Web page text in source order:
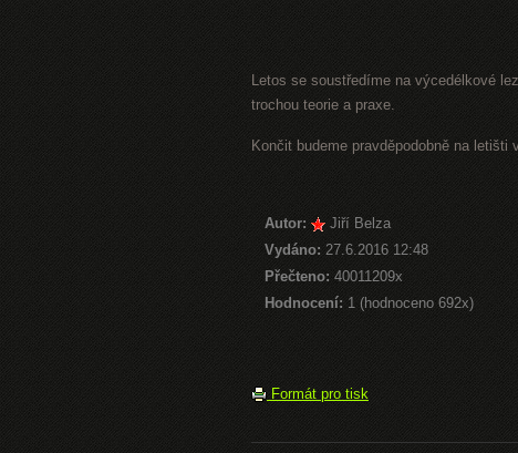
Letos se soustředíme na výcedélkové
trochou teorie a praxe.
Končit budeme pravděpodobně na letišti
Autor:
Jiří Belza
Vydáno: 27.6.2016 12:48
Přečteno: 40011209x
Hodnocení: 1 (hodnoceno 692x)
Formát pro tisk